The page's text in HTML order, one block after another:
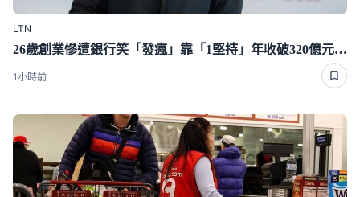
LTN
26歲創業慘遭銀行笑「發瘋」靠「1堅持」年收破320億元、擁1600家門市
1小時前